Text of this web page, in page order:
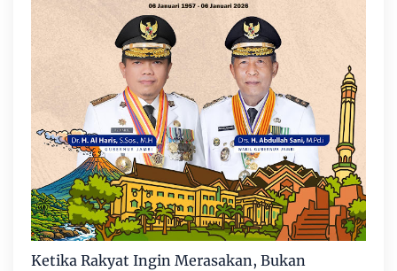
Ketika Rakyat Ingin Merasakan, Bukan